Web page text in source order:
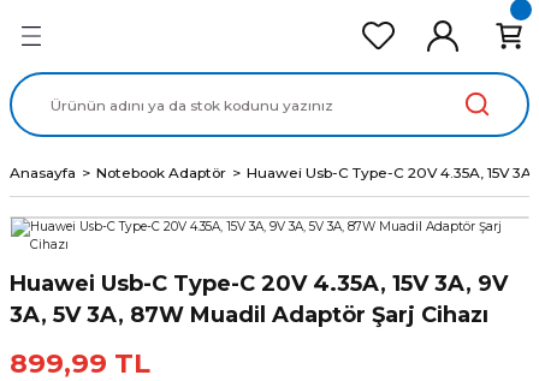
Ekran Panel
Data Kablo
Anasayfa Notebook Adaptör Huawei Usb-C Type-C 20V 4.35A, 15V
Huawei Usb-C Type-C 20V 4.35A, 15V 3A, 9V
3A, 5V 3A, 87W Muadil Adaptör Şarj Cihazı
899,99 TL